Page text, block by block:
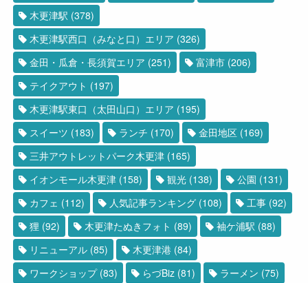
木更津駅 (378)
木更津駅西口（みなと口）エリア (326)
金田・瓜倉・長須賀エリア (251) 富津市 (206)
テイクアウト (197)
木更津駅東口（太田山口）エリア (195)
スイーツ (183) ランチ (170) 金田地区 (169)
三井アウトレットパーク木更津 (165)
イオンモール木更津 (158) 観光 (138) 公園 (131)
カフェ (112) 人気記事ランキング (108) 工事 (92)
狸 (92) 木更津たぬきフォト (89) 袖ケ浦駅 (88)
リニューアル (85) 木更津港 (84)
ワークショップ(83) らづBiz (81) ラーメン (75)